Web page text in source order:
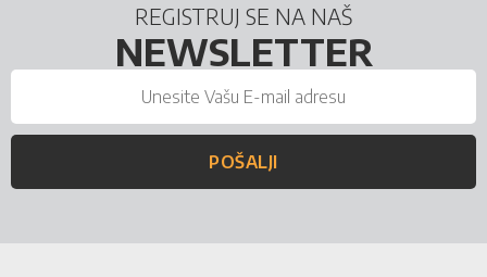
REGISTRUJ SE NA NAŠ
NEWSLETTER
POŠALJI